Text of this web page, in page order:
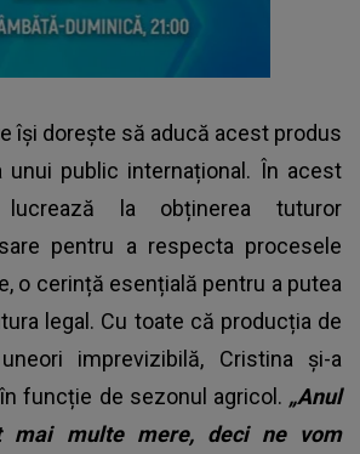
își dorește să aducă acest produs
unui public internațional. În acest
la obținerea tuturor
pentru a respecta procesele
o cerință esențială pentru a putea
legal. Cu toate că producția de
imprevizibilă, Cristina și-a
funcție de sezonul agricol. „Anul
mai multe mere, deci ne vom